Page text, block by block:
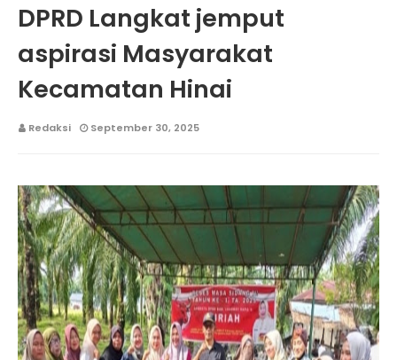
DPRD Langkat jemput
aspirasi Masyarakat
Kecamatan Hinai
Redaksi September 30, 2025